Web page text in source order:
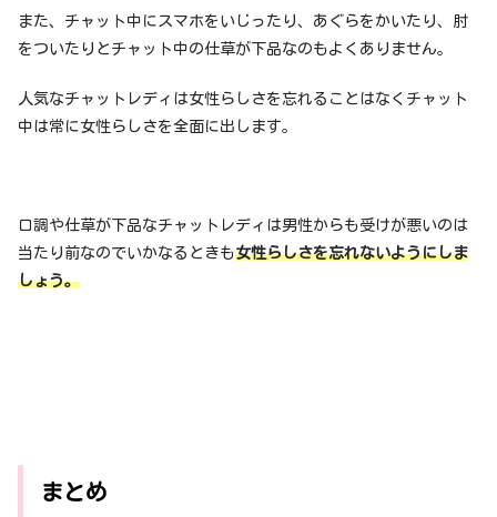
また、チャット中にスマホをいじったり、あぐらをかいたり、肘
をついたりとチャット中の仕草が下品なのもよくありません。
人気なチャットレディは女性らしさを忘れることはなくチャット
中は常に女性らしさを全面に出します。
口調や仕草が下品なチャットレディは男性からも受けが悪いのは
当たり前なのでいかなるときも女性らしさを忘れないようにしま
しょう。
まとめ